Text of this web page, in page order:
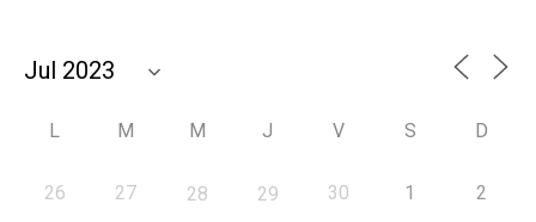
L M M J V S D
26 27 28 29 30 1 2